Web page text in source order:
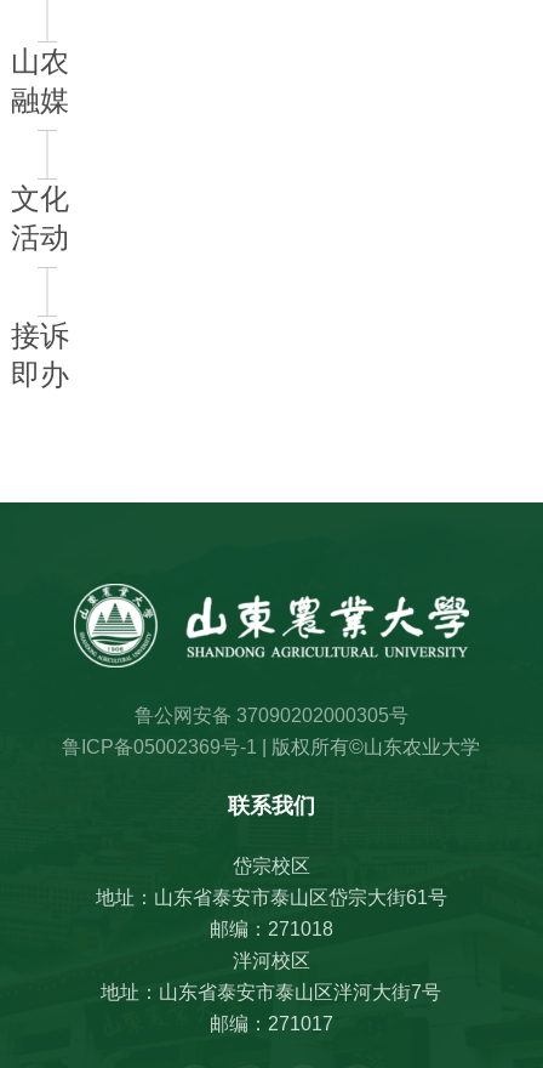
山农
融媒
文化
活动
接诉
即办
鲁公网安备 37090202000305号
鲁ICP备05002369号-1 | 版权所有©山东农业大学
联系我们
岱宗校区
地址：山东省泰安市泰山区岱宗大街61号
邮编：271018
泮河校区
地址：山东省泰安市泰山区泮河大街7号
邮编：271017